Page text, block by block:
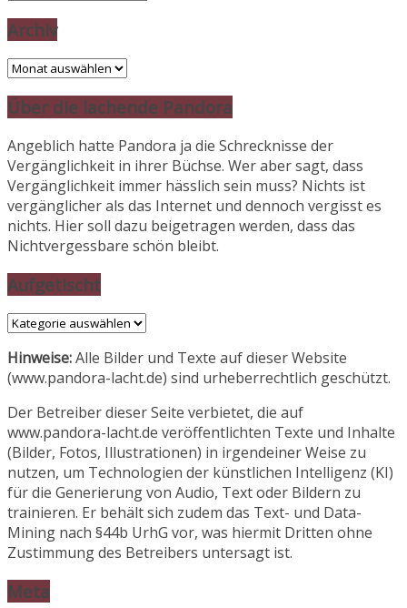
Archiv
Archiv
Über die lachende Pandora
Angeblich hatte Pandora ja die Schrecknisse der
Vergänglichkeit in ihrer Büchse. Wer aber sagt, dass
Vergänglichkeit immer hässlich sein muss? Nichts ist
vergänglicher als das Internet und dennoch vergisst es
nichts. Hier soll dazu beigetragen werden, dass das
Nichtvergessbare schön bleibt.
Aufgetischt
Aufgetischt
Hinweise:Alle Bilder und Texte auf dieser Website
(www.pandora-lacht.de) sind urheberrechtlich geschützt.
Der Betreiber dieser Seite verbietet, die auf
www.pandora-lacht.de veröffentlichten Texte und Inhalte
(Bilder, Fotos, Illustrationen) in irgendeiner Weise zu
nutzen, um Technologien der künstlichen Intelligenz (KI)
für die Generierung von Audio, Text oder Bildern zu
trainieren. Er behält sich zudem das Text- und Data-
Mining nach §44b UrhG vor, was hiermit Dritten ohne
Zustimmung des Betreibers untersagt ist.
Meta